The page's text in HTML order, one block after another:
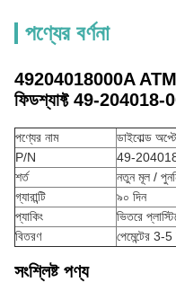
পণ্যের বর্ণনা
49204018000A
ফিডশ্যাফ্ট 49-204018-
পণ্যের নাম
ডাইবোল্ড
P/N
49-
শর্ত
নতুন মূল /
গ্যারান্টি
৯০ দিন
প্যাকিং
ভিতরে
বিতরণ
পেমেন্টের 3-
সংশ্লিষ্ট পণ্য